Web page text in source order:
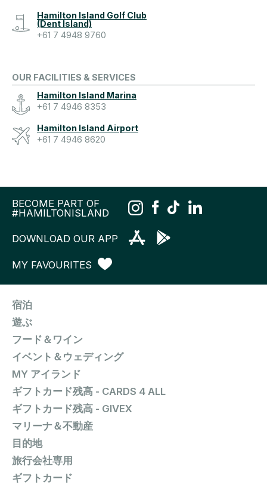
Hamilton Island Golf Club
(Dent Island)
+61 7 4948 9760
OUR FACILITIES & SERVICES
Hamilton Island Marina
+61 7 4946 8353
Hamilton Island Airport
+61 7 4946 8620
BECOME PART OF
#HAMILTONISLAND
DOWNLOAD OUR APP
MY FAVOURITES
宿泊
遊ぶ
フード＆ワイン
イベント＆ウェディング
MY アイランド
ギフトカード残高 - CARDS 4 ALL
ギフトカード残高 - GIVEX
マリーナ＆不動産
目的地
旅行会社専用
ギフトカード